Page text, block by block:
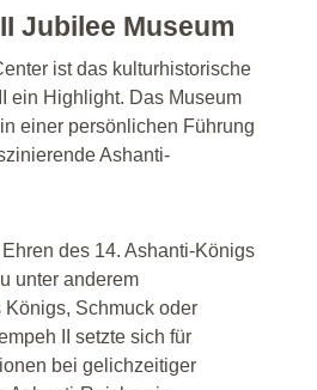
Jubilee Museum
ist das kulturhistorische
ein Highlight. Das Museum
einer persönlichen Führung
Ashanti-
Ehren des 14. Ashanti-Königs
unter anderem
Schmuck oder
II setzte sich für
bei gelichzeitiger